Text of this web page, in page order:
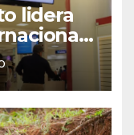
lidera
862 mil